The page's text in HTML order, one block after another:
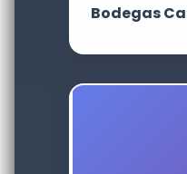
Bodegas